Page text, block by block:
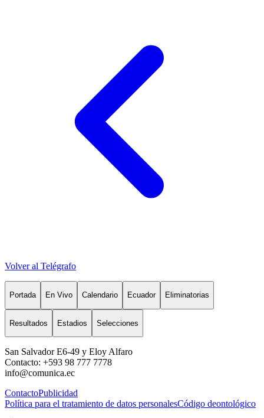
Volver al Telégrafo
Portada En Vivo Calendario Ecuador Eliminatorias
Resultados Estadios Selecciones
San Salvador E6-49 y Eloy Alfaro
Contacto: +593 98 777 7778
info@comunica.ec
ContactoPublicidad
Política para el tratamiento de datos personalesCódigo deontológico